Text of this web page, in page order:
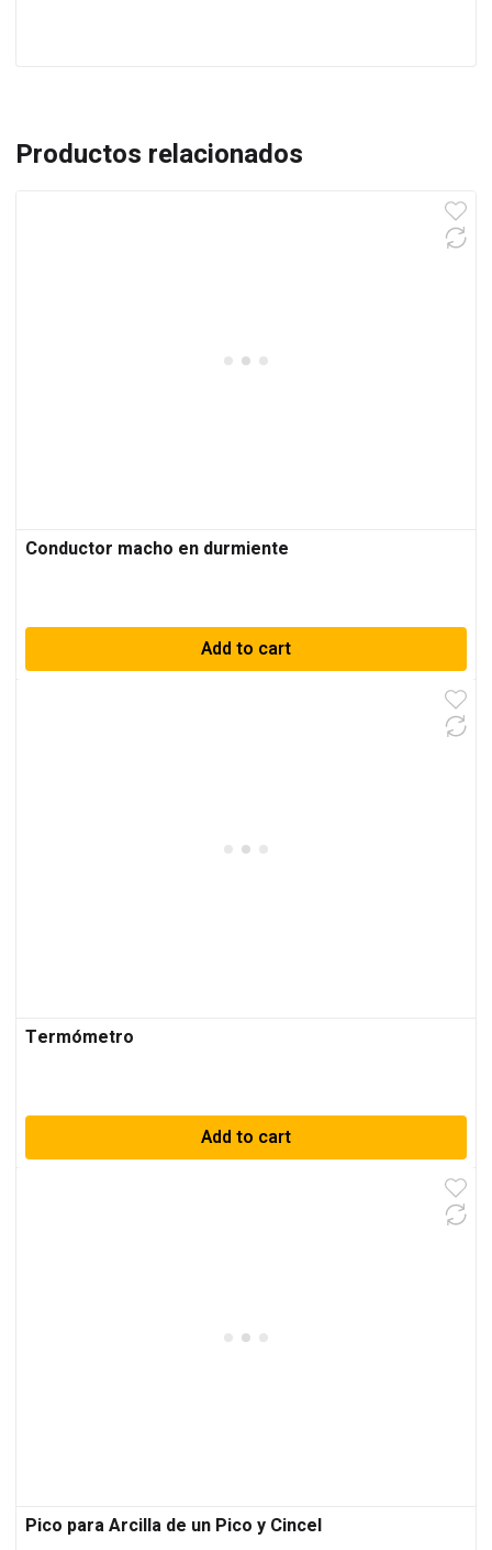
Productos relacionados
Conductor macho en durmiente
Add to cart
Termómetro
Add to cart
Pico para Arcilla de un Pico y Cincel